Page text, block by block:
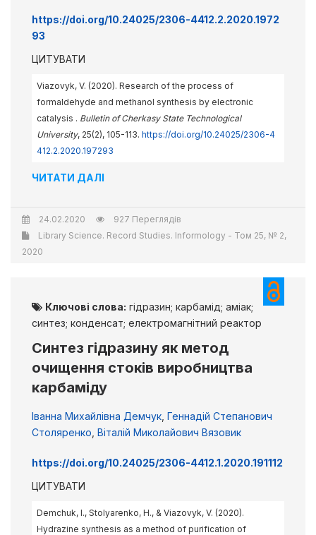
https://doi.org/10.24025/2306-4412.2.2020.1972
93
ЦИТУВАТИ
Viazovyk, V. (2020). Research of the process of
formaldehyde and methanol synthesis by electronic
catalysis . Bulletin of Cherkasy State Technological
University, 25(2), 105-113. https://doi.org/10.24025/2306-4
412.2.2020.197293
ЧИТАТИ ДАЛІ
24.02.2020
927 Переглядів
Library Science. Record Studies. Informology - Том 25, № 2,
2020
Ключові слова: гідразин; карбамід; аміак;
синтез; конденсат; електромагнітний реактор
Синтез гідразину як метод
очищення стоків виробництва
карбаміду
Іванна Михайлівна Демчук Геннадій Степанович
Столяренко Віталій Миколайович Вязовик
https://doi.org/10.24025/2306-4412.1.2020.191112
ЦИТУВАТИ
Demchuk, I., Stolyarenko, H., & Viazovyk, V. (2020).
Hydrazine synthesis as a method of purification of